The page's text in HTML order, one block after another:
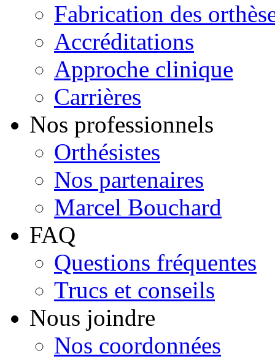
Fabrication des
Accréditations
Approche clinique
Carrières
Nos professionnels
Orthésistes
Nos partenaires
Marcel Bouchard
FAQ
Questions fréquentes
Trucs et conseils
Nous joindre
Nos coordonnées